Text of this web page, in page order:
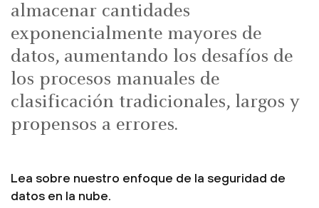
almacenar cantidades
exponencialmente mayores de
datos, aumentando los desafíos de
los procesos manuales de
clasificación tradicionales, largos y
propensos a errores.
Lea sobre nuestro enfoque de la seguridad de
datos en la nube.